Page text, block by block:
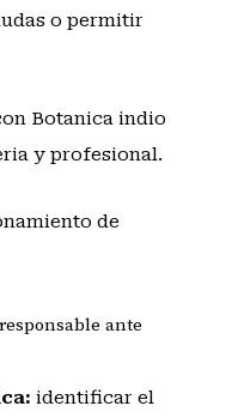
o permitir
Botanica indio
y profesional.
de
ante
identificar el